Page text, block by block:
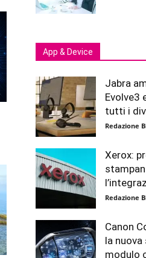
App & Device
Jabra
Evolve3
tutti i
Redazione
Xerox:
Redazione
Canon
la
modulo